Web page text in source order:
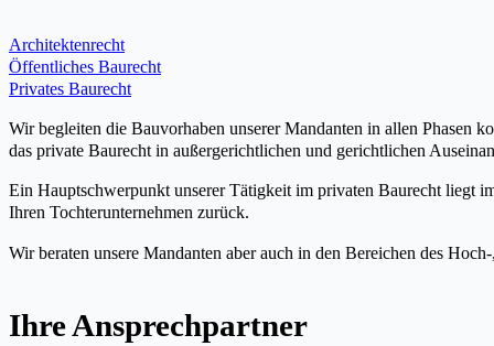
Architektenrecht
Öffentliches Baurecht
Privates Baurecht
Wir begleiten die Bauvorhaben unserer Mandanten in allen Phasen
das private Baurecht in außergerichtlichen und gerichtlichen
Ein Hauptschwerpunkt unserer Tätigkeit im privaten Baurecht liegt
Ihren Tochterunternehmen zurück.
Wir beraten unsere Mandanten aber auch in den Bereichen des
Ihre Ansprechpartner